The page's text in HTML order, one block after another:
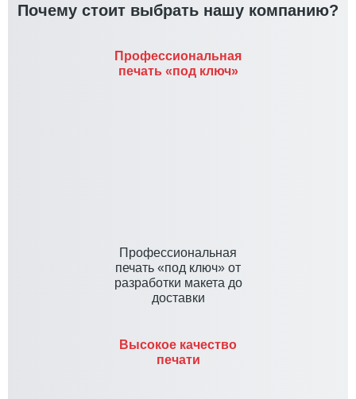
Почему стоит выбрать нашу компанию?
Профессиональная
печать «под ключ»
Профессиональная
печать «под ключ» от
разработки макета до
доставки
Высокое качество
печати